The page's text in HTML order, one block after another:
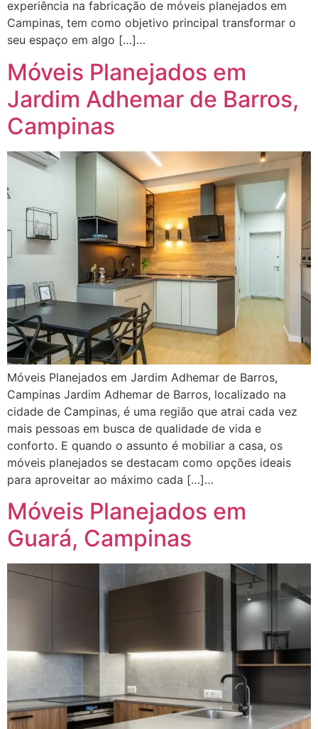
experiência na fabricação de móveis planejados em
Campinas, tem como objetivo principal transformar o
seu espaço em algo […]…
Móveis Planejados em
Jardim Adhemar de Barros,
Campinas
Móveis Planejados em Jardim Adhemar de Barros,
Campinas Jardim Adhemar de Barros, localizado na
cidade de Campinas, é uma região que atrai cada vez
mais pessoas em busca de qualidade de vida e
conforto. E quando o assunto é mobiliar a casa, os
móveis planejados se destacam como opções ideais
para aproveitar ao máximo cada […]…
Móveis Planejados em
Guará, Campinas